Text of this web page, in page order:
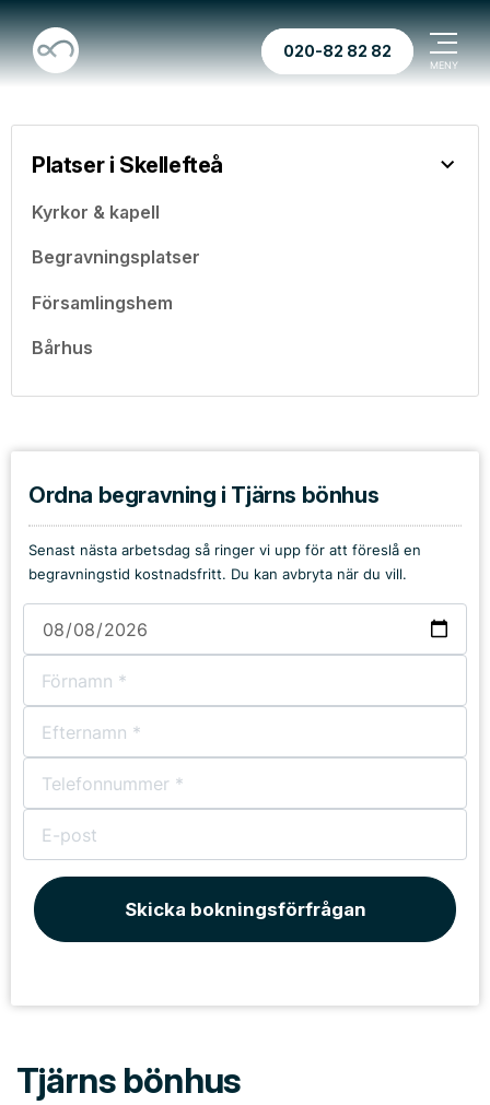
020-82 82 82
Platser i Skellefteå
Kyrkor & kapell
Begravningsplatser
Församlingshem
Bårhus
Ordna begravning i Tjärns bönhus
Senast nästa arbetsdag så ringer vi upp för att föreslå en
begravningstid kostnadsfritt. Du kan avbryta när du vill.
Skicka bokningsförfrågan
Tjärns bönhus